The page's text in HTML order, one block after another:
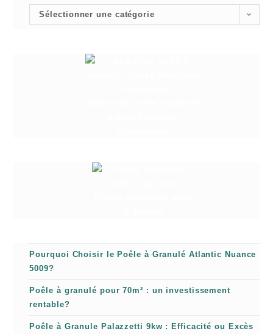
Sélectionner une catégorie
Pourquoi Choisir le Poêle à Granulé Atlantic Nuance
5009?
Poêle à granulé pour 70m² : un investissement
rentable?
Poêle à Granule Palazzetti 9kw : Efficacité ou Excès